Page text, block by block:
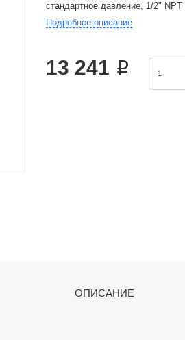
стандартное давление, 1/2"
открытый контакт
Подробное описание
13 241 ₽
ОПИСАНИЕ